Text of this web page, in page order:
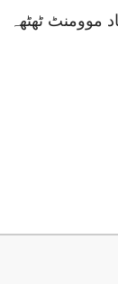
موومنٹ ٹھٹھہ